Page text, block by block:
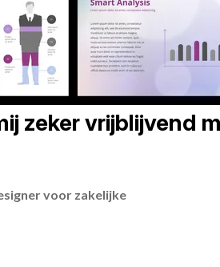
zeker vrijblijvend
voor zakelijke